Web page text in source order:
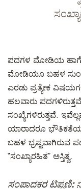
ಪದಗಳ ಮೋಡಿಯ ಹಾಗೆ,
ಮೋಡಿಯೂ ಬಹಳ
ಎರಡು ಪ್ರತ್ಯೇಕ
ಹಲವಾರು
ಸಂಖ್ಯೆಗಳಿರುತ್ತವೆ.
ಯಾರಾದರೂ
ಬಹಳ ಭ್ರಷ್ಟವಾಗಿರುವ
“ಸಂಖ್ಯಾರಹಿತ” ಅಸ್ತಿತ್ವ.
ಸಂಪಾದಕರ ಟಿಪ್ಪಣಿ: